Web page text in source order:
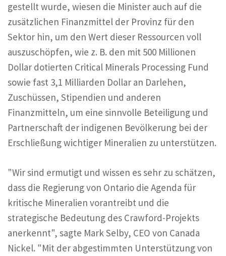
gestellt wurde, wiesen die Minister auch auf die
zusätzlichen Finanzmittel der Provinz für den
Sektor hin, um den Wert dieser Ressourcen voll
auszuschöpfen, wie z. B. den mit 500 Millionen
Dollar dotierten Critical Minerals Processing Fund
sowie fast 3,1 Milliarden Dollar an Darlehen,
Zuschüssen, Stipendien und anderen
Finanzmitteln, um eine sinnvolle Beteiligung und
Partnerschaft der indigenen Bevölkerung bei der
Erschließung wichtiger Mineralien zu unterstützen.
"Wir sind ermutigt und wissen es sehr zu schätzen,
dass die Regierung von Ontario die Agenda für
kritische Mineralien vorantreibt und die
strategische Bedeutung des Crawford-Projekts
anerkennt", sagte Mark Selby, CEO von Canada
Nickel. "Mit der abgestimmten Unterstützung von